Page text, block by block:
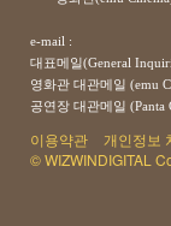
e-mail :
대표메일(General
영화관 대관메일 (emu
공연장 대관메일 (Panta
이용약관 개인정보
© WIZWINDIGITAL